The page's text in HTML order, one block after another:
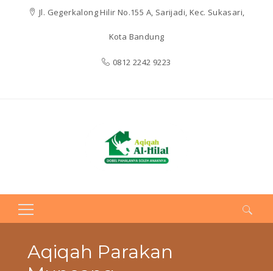
Jl. Gegerkalong Hilir No.155 A, Sarijadi, Kec. Sukasari,
Kota Bandung
0812 2242 9223
Search
Aqiqah Parakan